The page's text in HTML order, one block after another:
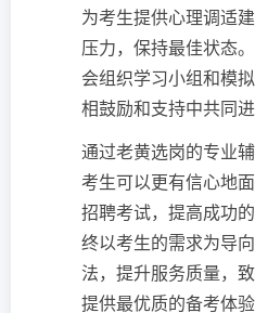
为考生提供心理调适
压力，保持最佳状态
会组织学习小组和模
相鼓励和支持中共同进
通过老黄选岗的专业
考生可以更有信心地
招聘考试，提高成功
终以考生的需求为导
法，提升服务质量，
提供最优质的备考体